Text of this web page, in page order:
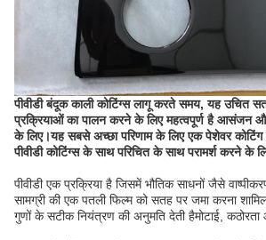
पीवीडी बंदूक काली कोटिंग्स लागू करते समय, यह उचित
प्रक्रियाओं का पालन करने के लिए महत्वपूर्ण है आसंजन
के लिए।यह सबसे अच्छा परिणाम के लिए एक पेशेवर कोटिंग
पीवीडी कोटिंग्स के साथ परिचित के साथ परामर्श करने के
पीवीडी एक प्रक्रिया है जिसमें भौतिक साधनों जैसे
सामग्री की एक पतली फिल्म को सतह पर जमा करना
गुणों के सटीक नियंत्रण की अनुमति देती हैमोटाई,